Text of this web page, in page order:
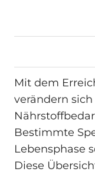
Mit dem
verändern
Bestimmte
Lebensphase
Diese